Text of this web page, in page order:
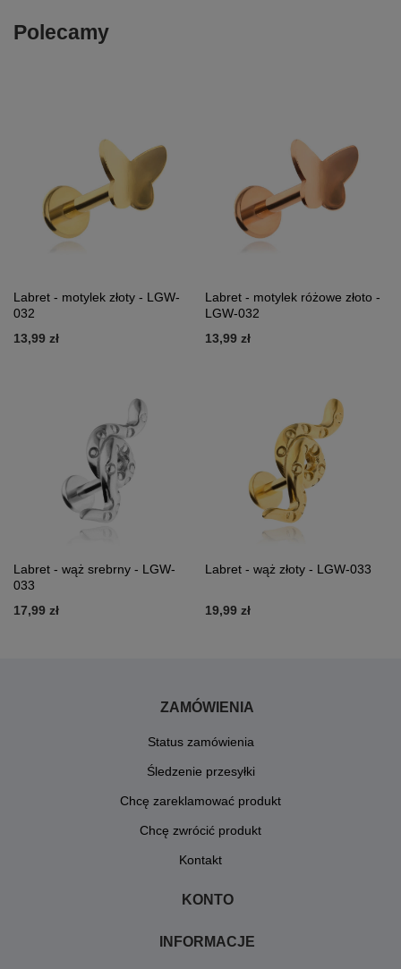
Polecamy
Labret - motylek złoty - LGW-
032
13,99 zł
Labret - motylek różowe złoto -
LGW-032
13,99 zł
Labret - wąż srebrny - LGW-
033
17,99 zł
Labret - wąż złoty - LGW-033
19,99 zł
ZAMÓWIENIA
Status zamówienia
Śledzenie przesyłki
Chcę zareklamować produkt
Chcę zwrócić produkt
Kontakt
KONTO
INFORMACJE